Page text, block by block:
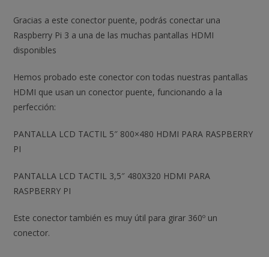
Gracias a este conector puente, podrás conectar una
Raspberry Pi 3 a una de las muchas pantallas HDMI
disponibles
Hemos probado este conector con todas nuestras pantallas
HDMI que usan un conector puente, funcionando a la
perfección:
PANTALLA LCD TACTIL 5″ 800×480 HDMI PARA RASPBERRY
PI
PANTALLA LCD TACTIL 3,5″ 480X320 HDMI PARA
RASPBERRY PI
Este conector también es muy útil para girar 360º un
conector.